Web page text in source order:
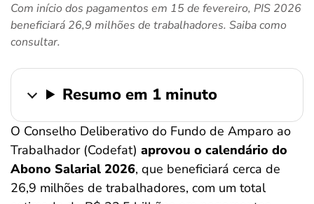
Com início dos pagamentos em 15 de fevereiro, PIS 2026
beneficiará 26,9 milhões de trabalhadores. Saiba como
consultar.
Resumo em 1 minuto
O Conselho Deliberativo do Fundo de Amparo ao
Trabalhador (Codefat) aprovou o calendário do
Abono Salarial 2026, que beneficiará cerca de
26,9 milhões de trabalhadores, com um total